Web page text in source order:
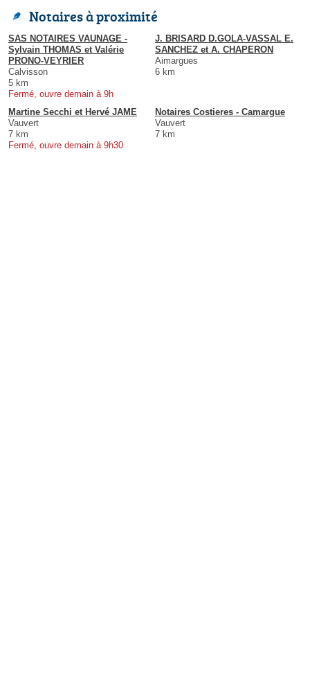
Notaires à proximité
SAS NOTAIRES VAUNAGE -
Sylvain THOMAS et Valérie
PRONO-VEYRIER
Calvisson
5 km
Fermé, ouvre demain à 9h
J. BRISARD D.GOLA-VASSAL E.
SANCHEZ et A. CHAPERON
Aimargues
6 km
Martine Secchi et Hervé JAME
Vauvert
7 km
Fermé, ouvre demain à 9h30
Notaires Costieres - Camargue
Vauvert
7 km